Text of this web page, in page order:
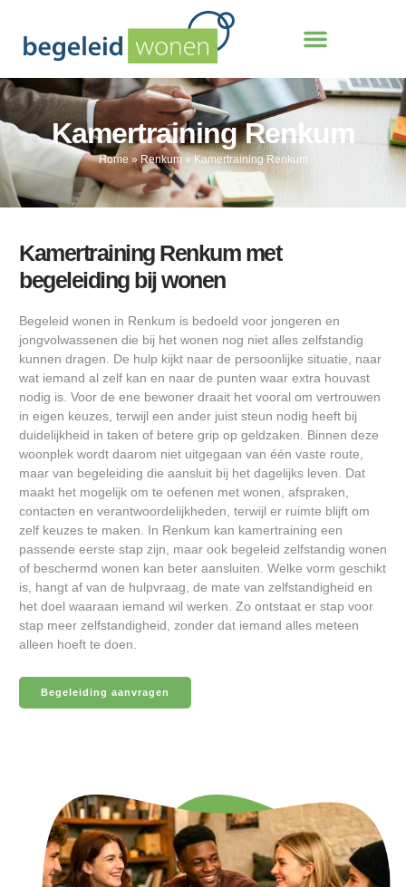
Kamertraining Renkum
Home» Renkum»Kamertraining Renkum
Kamertraining Renkum met
begeleiding bij wonen
Begeleid wonen in Renkum is bedoeld voor jongeren en
jongvolwassenen die bij het wonen nog niet alles zelfstandig
kunnen dragen. De hulp kijkt naar de persoonlijke situatie, naar
wat iemand al zelf kan en naar de punten waar extra houvast
nodig is. Voor de ene bewoner draait het vooral om vertrouwen
in eigen keuzes, terwijl een ander juist steun nodig heeft bij
duidelijkheid in taken of betere grip op geldzaken. Binnen deze
woonplek wordt daarom niet uitgegaan van één vaste route,
maar van begeleiding die aansluit bij het dagelijks leven. Dat
maakt het mogelijk om te oefenen met wonen, afspraken,
contacten en verantwoordelijkheden, terwijl er ruimte blijft om
zelf keuzes te maken. In Renkum kan kamertraining een
passende eerste stap zijn, maar ook begeleid zelfstandig wonen
of beschermd wonen kan beter aansluiten. Welke vorm geschikt
is, hangt af van de hulpvraag, de mate van zelfstandigheid en
het doel waaraan iemand wil werken. Zo ontstaat er stap voor
stap meer zelfstandigheid, zonder dat iemand alles meteen
alleen hoeft te doen.
Begeleiding aanvragen